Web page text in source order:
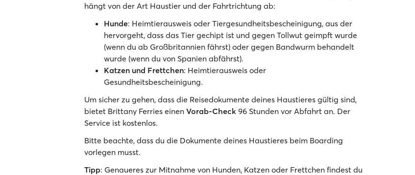
hängt von der Art Haustier und der Fahrtrichtung ab:
Hunde: Heimtierausweis oder Tiergesundheitsbescheinigung, aus der
hervorgeht, dass das Tier gechipt ist und gegen Tollwut geimpft wurde
(wenn du ab Großbritannien fährst) oder gegen Bandwurm behandelt
wurde (wenn du von Spanien abfährst).
Katzen und Frettchen: Heimtierausweis oder
Gesundheitsbescheinigung.
Um sicher zu gehen, dass die Reisedokumente deines Haustieres gültig sind,
bietet Brittany Ferries einen Vorab-Check 96 Stunden vor Abfahrt an. Der
Service ist kostenlos.
Bitte beachte, dass du die Dokumente deines Haustieres beim Boarding
vorlegen musst.
Tipp: Genaueres zur Mitnahme von Hunden, Katzen oder Frettchen findest du